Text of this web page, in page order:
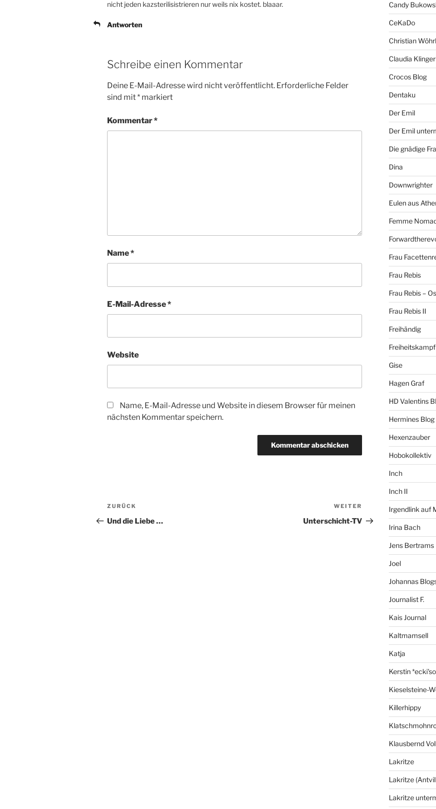
nicht jeden kazsterilisistrieren nur weils nix kostet. blaaar.
Antworten
Schreibe einen Kommentar
Deine E-Mail-Adresse wird nicht veröffentlicht. Erforderliche Felder
sind mit* markiert
Kommentar*
Name*
E-Mail-Adresse*
Website
Name, E-Mail-Adresse und Website in diesem Browser für meinen
nächsten Kommentar speichern.
Beitragsnavigation
Vorheriger
Beitrag
ZURÜCK
Und die Liebe …
Nächster
Beitrag
WEITER
Unterschicht-TV
Candy
CeKaDo
Christian Wöhrl
Claudia Klinger
Crocos Blog
Dentaku
Der Emil
Der Emil
Die gnädige
Dina
Downwrighter
Eulen aus
Femme
Frau
Frau Rebis
Frau Rebis –
Frau Rebis II
Freihändig
Freiheitskampf
Gise
Hagen Graf
HD Valentins
Hermines Blog
Hexenzauber
Hobokollektiv
Inch
Inch II
Irgendlink auf
Irina Bach
Jens Bertrams
Joel
Johannas
Journalist F.
Kais Journal
Kaltmamsell
Katja
Kerstin
Kieselsteine-
Killerhippy
Klausbernd
Lakritze
Lakritze
Lakritze